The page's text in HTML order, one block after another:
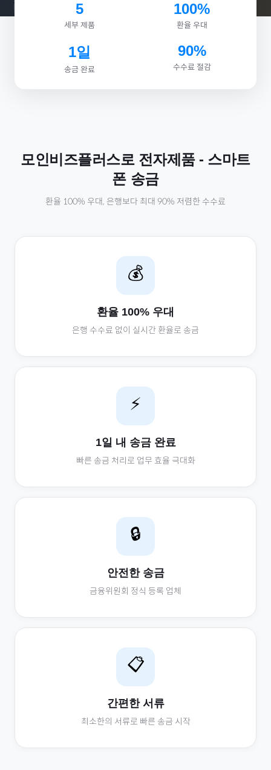
5
세부 제품
100%
환율 우대
1일
송금 완료
90%
수수료 절감
모인비즈플러스로 전자제품- 스마트
폰송금
환율 100% 우대, 은행보다 최대 90% 저렴한 수수료
💰
환율 100% 우대
은행 수수료 없이 실시간 환율로 송금
⚡
1일 내 송금 완료
빠른 송금 처리로 업무 효율 극대화
🔒
안전한 송금
금융위원회 정식 등록 업체
📋
간편한 서류
최소한의 서류로 빠른 송금 시작